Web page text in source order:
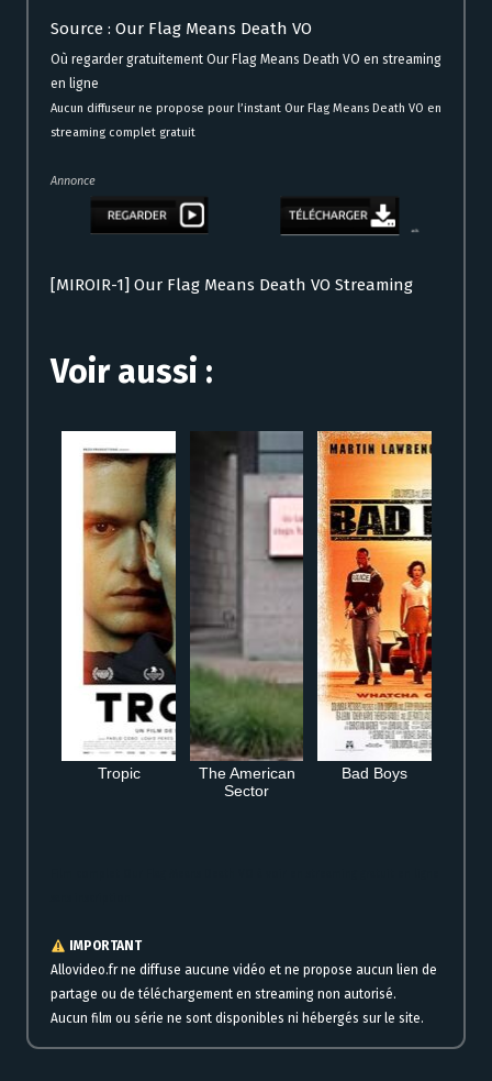
Source : Our Flag Means Death VO
Où regarder gratuitement Our Flag Means Death VO en streaming
en ligne
Aucun diffuseur ne propose pour l’instant Our Flag Means Death VO en
streaming complet gratuit
Annonce
[MIROIR-1] Our Flag Means Death VO Streaming
Voir aussi :
Tropic
The American
Sector
Bad Boys
IMPORTANT
Allovideo.fr ne diffuse aucune vidéo et ne propose aucun lien de
partage ou de téléchargement en streaming non autorisé.
Aucun film ou série ne sont disponibles ni hébergés sur le site.